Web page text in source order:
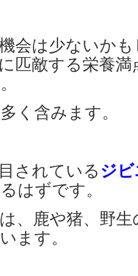
会は少ないか
匹敵する栄養
く含みます。
されているジ
はずです。
、鹿や猪、野
ます。